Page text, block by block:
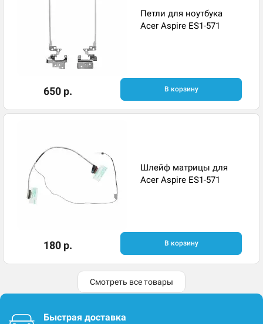
Петли для ноутбука
Acer Aspire ES1-571
650 р. В корзину
Шлейф матрицы для
Acer Aspire ES1-571
180 р. В корзину
Смотреть все товары
Быстрая доставка